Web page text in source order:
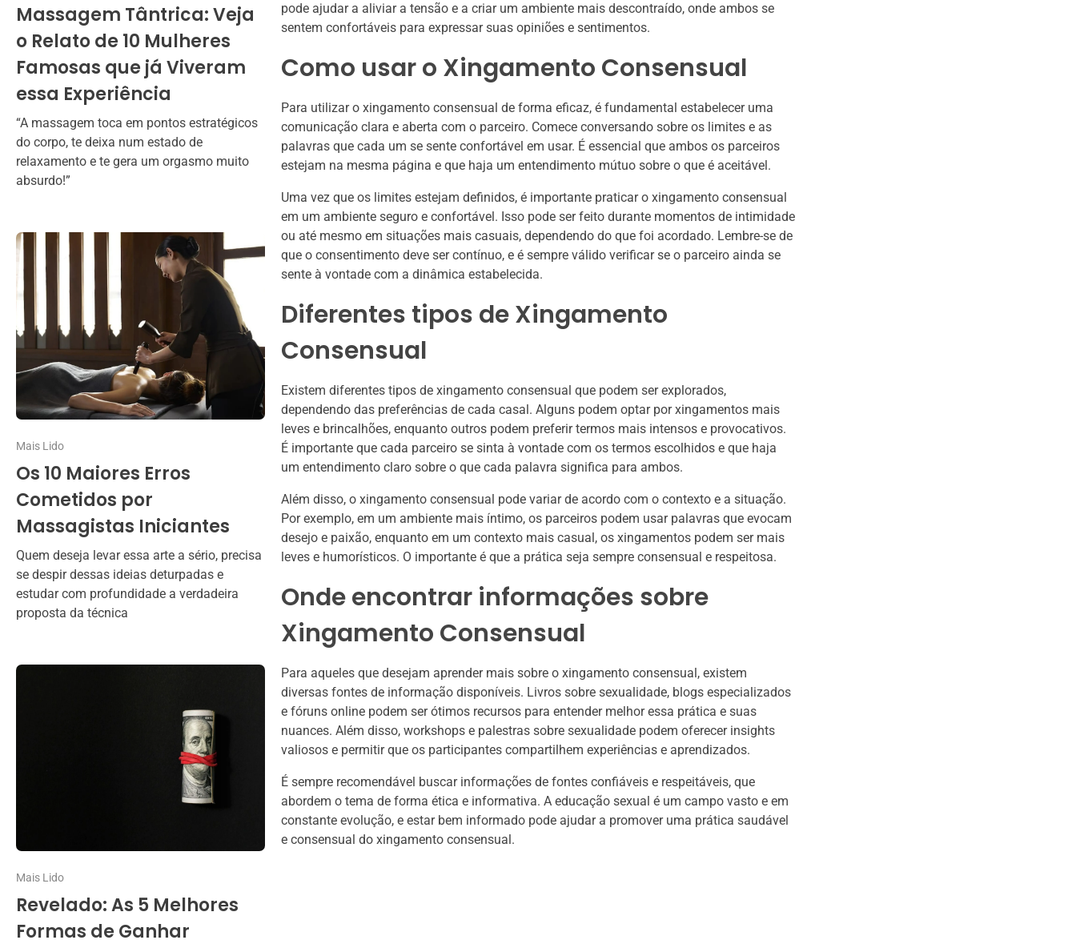
Massagem Tântrica: Veja
o Relato de 10 Mulheres
Famosas que já Viveram
essa Experiência
“A massagem toca em pontos estratégicos
do corpo, te deixa num estado de
relaxamento e te gera um orgasmo muito
absurdo!”
Mais Lido
Os 10 Maiores Erros
Cometidos por
Massagistas Iniciantes
Quem deseja levar essa arte a sério, precisa
se despir dessas ideias deturpadas e
estudar com profundidade a verdadeira
proposta da técnica
Mais Lido
Revelado: As 5 Melhores
Formas de Ganhar
pode ajudar a aliviar a tensão e a criar um ambiente mais descontraído, onde ambos se
sentem confortáveis para expressar suas opiniões e sentimentos.
Como usar o Xingamento Consensual
Para utilizar o xingamento consensual de forma eficaz, é fundamental estabelecer uma
comunicação clara e aberta com o parceiro. Comece conversando sobre os limites e as
palavras que cada um se sente confortável em usar. É essencial que ambos os parceiros
estejam na mesma página e que haja um entendimento mútuo sobre o que é aceitável.
Uma vez que os limites estejam definidos, é importante praticar o xingamento consensual
em um ambiente seguro e confortável. Isso pode ser feito durante momentos de intimidade
ou até mesmo em situações mais casuais, dependendo do que foi acordado. Lembre-se de
que o consentimento deve ser contínuo, e é sempre válido verificar se o parceiro ainda se
sente à vontade com a dinâmica estabelecida.
Diferentes tipos de Xingamento
Consensual
Existem diferentes tipos de xingamento consensual que podem ser explorados,
dependendo das preferências de cada casal. Alguns podem optar por xingamentos mais
leves e brincalhões, enquanto outros podem preferir termos mais intensos e provocativos.
É importante que cada parceiro se sinta à vontade com os termos escolhidos e que haja
um entendimento claro sobre o que cada palavra significa para ambos.
Além disso, o xingamento consensual pode variar de acordo com o contexto e a situação.
Por exemplo, em um ambiente mais íntimo, os parceiros podem usar palavras que evocam
desejo e paixão, enquanto em um contexto mais casual, os xingamentos podem ser mais
leves e humorísticos. O importante é que a prática seja sempre consensual e respeitosa.
Onde encontrar informações sobre
Xingamento Consensual
Para aqueles que desejam aprender mais sobre o xingamento consensual, existem
diversas fontes de informação disponíveis. Livros sobre sexualidade, blogs especializados
e fóruns online podem ser ótimos recursos para entender melhor essa prática e suas
nuances. Além disso, workshops e palestras sobre sexualidade podem oferecer insights
valiosos e permitir que os participantes compartilhem experiências e aprendizados.
É sempre recomendável buscar informações de fontes confiáveis e respeitáveis, que
abordem o tema de forma ética e informativa. A educação sexual é um campo vasto e em
constante evolução, e estar bem informado pode ajudar a promover uma prática saudável
e consensual do xingamento consensual.